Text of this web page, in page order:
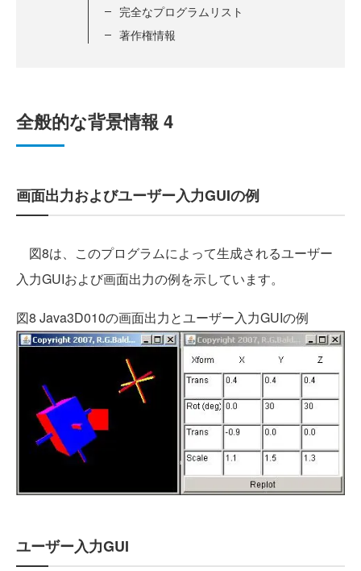
完全なプログラムリスト
著作権情報
全般的な背景情報 4
画面出力およびユーザー入力GUIの例
図8は、このプログラムによって生成されるユーザー
入力GUIおよび画面出力の例を示しています。
図8 Java3D010の画面出力とユーザー入力GUIの例
ユーザー入力GUI